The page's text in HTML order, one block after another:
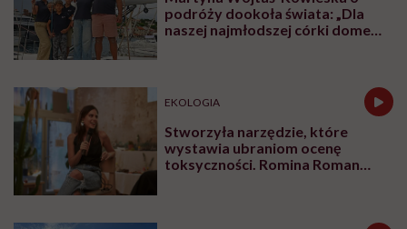
podróży dookoła świata: „Dla
naszej najmłodszej córki domem
EKOLOGIA
Stworzyła narzędzie, które
wystawia ubraniom ocenę
toksyczności. Romina Roman